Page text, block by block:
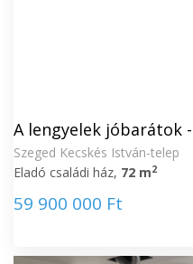
A lengyelek jóbarátok
Szeged Kecskés István-telep
Eladó családi ház, 72 m2
59 900 000 Ft